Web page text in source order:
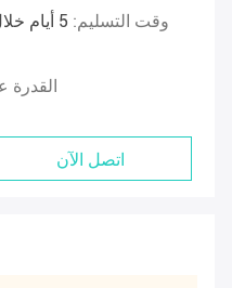
وقت التسليم:
اتصل الآن